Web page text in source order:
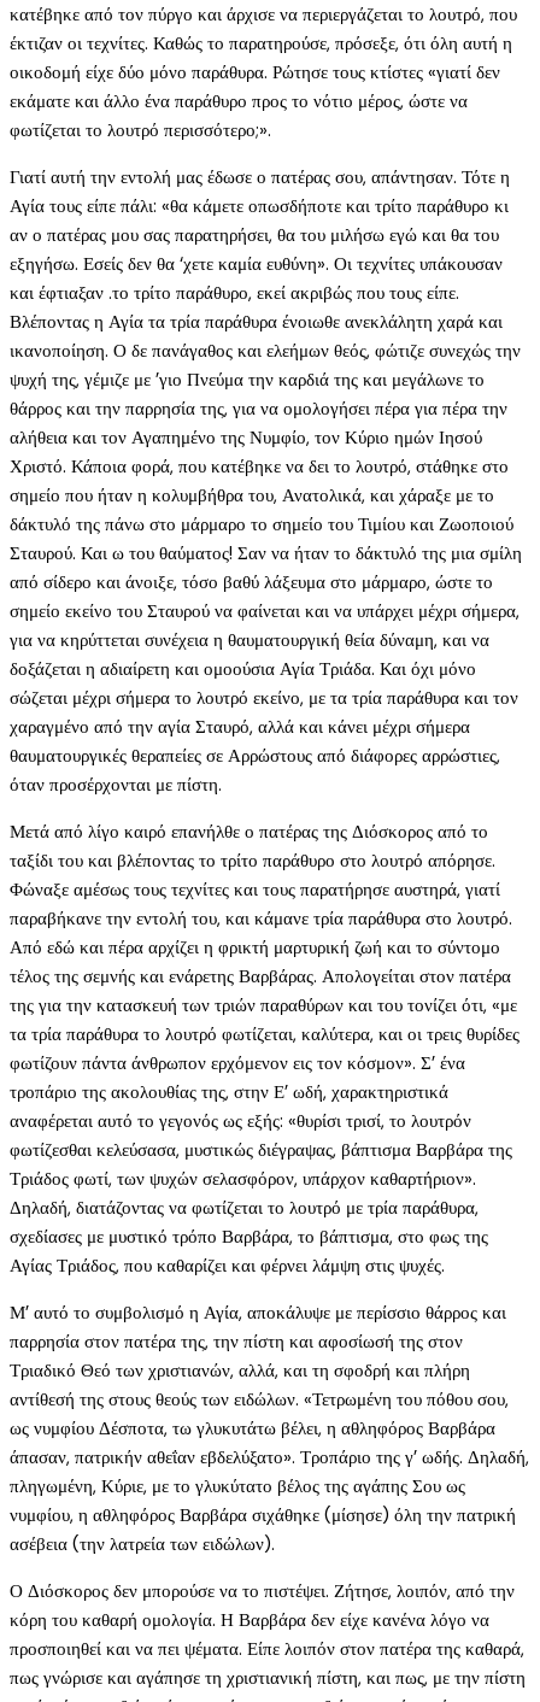
κατέβηκε από τον πύργο και άρχισε να περιεργάζεται το λουτρό, που
έκτιζαν οι τεχνίτες. Καθώς το παρατηρούσε, πρόσεξε, ότι όλη αυτή η
οικοδομή είχε δύο μόνο παράθυρα. Ρώτησε τους κτίστες «γιατί δεν
εκάματε και άλλο ένα παράθυρο προς το νότιο μέρος, ώστε να
φωτίζεται το λουτρό περισσότερο;».
Γιατί αυτή την εντολή μας έδωσε ο πατέρας σου, απάντησαν. Τότε η
Αγία τους είπε πάλι: «θα κάμετε οπωσδήποτε και τρίτο παράθυρο κι
αν ο πατέρας μου σας παρατηρήσει, θα του μιλήσω εγώ και θα του
εξηγήσω. Εσείς δεν θα ‘χετε καμία ευθύνη». Οι τεχνίτες υπάκουσαν
και έφτιαξαν .το τρίτο παράθυρο, εκεί ακριβώς που τους είπε.
Βλέποντας η Αγία τα τρία παράθυρα ένοιωθε ανεκλάλητη χαρά και
ικανοποίηση. Ο δε πανάγαθος και ελεήμων θεός, φώτιζε συνεχώς την
ψυχή της, γέμιζε με ’γιο Πνεύμα την καρδιά της και μεγάλωνε το
θάρρος και την παρρησία της, για να ομολογήσει πέρα για πέρα την
αλήθεια και τον Αγαπημένο της Νυμφίο, τον Κύριο ημών Ιησού
Χριστό. Κάποια φορά, που κατέβηκε να δει το λουτρό, στάθηκε στο
σημείο που ήταν η κολυμβήθρα του, Ανατολικά, και χάραξε με το
δάκτυλό της πάνω στο μάρμαρο το σημείο του Τιμίου και Ζωοποιού
Σταυρού. Και ω του θαύματος! Σαν να ήταν το δάκτυλό της μια σμίλη
από σίδερο και άνοιξε, τόσο βαθύ λάξευμα στο μάρμαρο, ώστε το
σημείο εκείνο του Σταυρού να φαίνεται και να υπάρχει μέχρι σήμερα,
για να κηρύττεται συνέχεια η θαυματουργική θεία δύναμη, και να
δοξάζεται η αδιαίρετη και ομοούσια Αγία Τριάδα. Και όχι μόνο
σώζεται μέχρι σήμερα το λουτρό εκείνο, με τα τρία παράθυρα και τον
χαραγμένο από την αγία Σταυρό, αλλά και κάνει μέχρι σήμερα
θαυματουργικές θεραπείες σε Αρρώστους από διάφορες αρρώστιες,
όταν προσέρχονται με πίστη.
Μετά από λίγο καιρό επανήλθε ο πατέρας της Διόσκορος από το
ταξίδι του και βλέποντας το τρίτο παράθυρο στο λουτρό απόρησε.
Φώναξε αμέσως τους τεχνίτες και τους παρατήρησε αυστηρά, γιατί
παραβήκανε την εντολή του, και κάμανε τρία παράθυρα στο λουτρό.
Από εδώ και πέρα αρχίζει η φρικτή μαρτυρική ζωή και το σύντομο
τέλος της σεμνής και ενάρετης Βαρβάρας. Απολογείται στον πατέρα
της για την κατασκευή των τριών παραθύρων και του τονίζει ότι, «με
τα τρία παράθυρα το λουτρό φωτίζεται, καλύτερα, και οι τρεις θυρίδες
φωτίζουν πάντα άνθρωπον ερχόμενον εις τον κόσμον». Σ’ ένα
τροπάριο της ακολουθίας της, στην Ε’ ωδή, χαρακτηριστικά
αναφέρεται αυτό το γεγονός ως εξής: «θυρίσι τρισί, το λουτρόν
φωτίζεσθαι κελεύσασα, μυστικώς διέγραψας, βάπτισμα Βαρβάρα της
Τριάδος φωτί, των ψυχών σελασφόρον, υπάρχον καθαρτήριον».
Δηλαδή, διατάζοντας να φωτίζεται το λουτρό με τρία παράθυρα,
σχεδίασες με μυστικό τρόπο Βαρβάρα, το βάπτισμα, στο φως της
Αγίας Τριάδος, που καθαρίζει και φέρνει λάμψη στις ψυχές.
Μ’ αυτό το συμβολισμό η Αγία, αποκάλυψε με περίσσιο θάρρος και
παρρησία στον πατέρα της, την πίστη και αφοσίωσή της στον
Τριαδικό Θεό των χριστιανών, αλλά, και τη σφοδρή και πλήρη
αντίθεσή της στους θεούς των ειδώλων. «Τετρωμένη του πόθου σου,
ως νυμφίου Δέσποτα, τω γλυκυτάτω βέλει, η αθληφόρος Βαρβάρα
άπασαν, πατρικήν αθεΐαν εβδελύξατο». Τροπάριο της γ’ ωδής. Δηλαδή,
πληγωμένη, Κύριε, με το γλυκύτατο βέλος της αγάπης Σου ως
νυμφίου, η αθληφόρος Βαρβάρα σιχάθηκε (μίσησε) όλη την πατρική
ασέβεια (την λατρεία των ειδώλων).
Ο Διόσκορος δεν μπορούσε να το πιστέψει. Ζήτησε, λοιπόν, από την
κόρη του καθαρή ομολογία. Η Βαρβάρα δεν είχε κανένα λόγο να
προσποιηθεί και να πει ψέματα. Είπε λοιπόν στον πατέρα της καθαρά,
πως γνώρισε και αγάπησε τη χριστιανική πίστη, και πως, με την πίστη